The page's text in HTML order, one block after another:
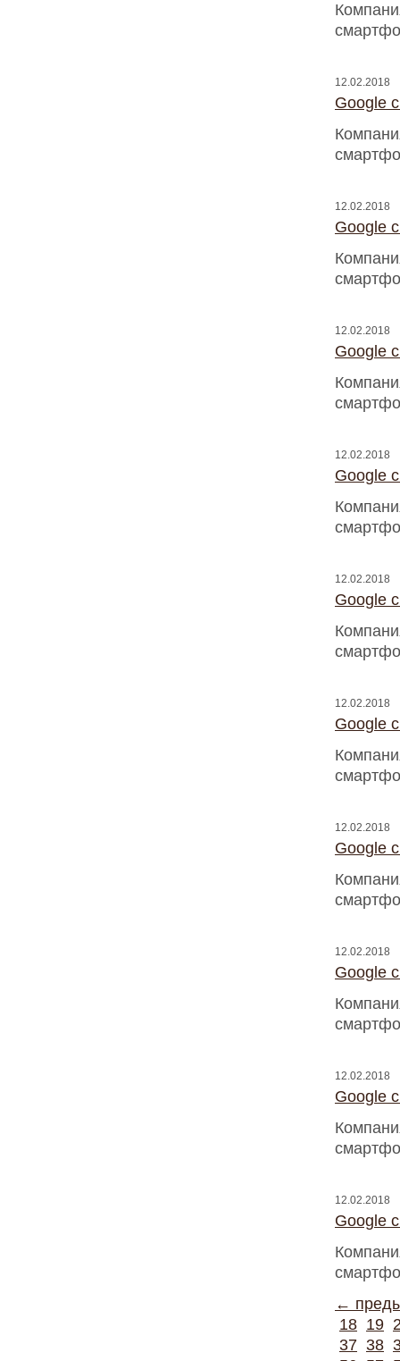
12.02.2018
Google
12.02.2018
Google
12.02.2018
Google
12.02.2018
Google
12.02.2018
Google
12.02.2018
Google
12.02.2018
Google
12.02.2018
Google
12.02.2018
Google
12.02.2018
Google
←
18 19
37 38